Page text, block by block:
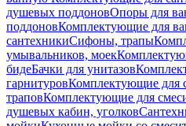
душевых поддоновОпоры для
поддоновКомплектующие для
сантехникиСифоны, трапы
умывальников, моек
бидеБачки для унитазов
гарнитуровКомплектующие для
траповКомплектующие для
душевых кабин, уголков